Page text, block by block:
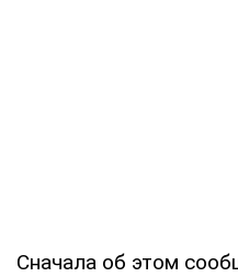
Сначала об этом